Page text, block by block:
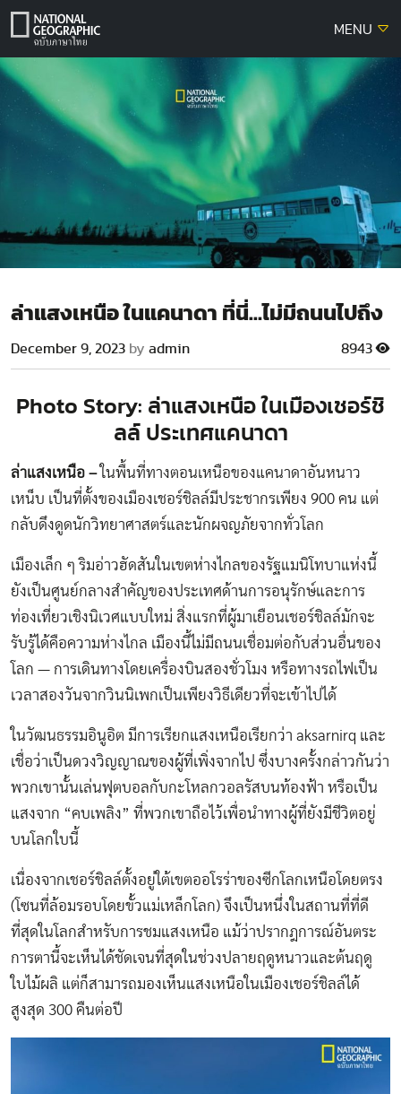
Skip
MENU
ล่าแสงเหนือ ในแคนาดา ที่นี่…ไม่มีถนนไปถึง
December 9, 2023 by admin 8943
Photo Story: ล่าแสงเหนือ ในเมืองเชอร์ชิ
ลล์ ประเทศแคนาดา
ล่าแสงเหนือ –ในพื้นที่ทางตอนเหนือของแคนาดาอันหนาว
เหน็บ เป็นที่ตั้งของเมืองเชอร์ชิลล์มีประชากรเพียง 900 คน แต่
กลับดึงดูดนักวิทยาศาสตร์และนักผจญภัยจากทั่วโลก
เมืองเล็ก ๆ ริมอ่าวฮัดสันในเขตห่างไกลของรัฐแมนิโทบาแห่งนี้
ยังเป็นศูนย์กลางสำคัญของประเทศด้านการอนุรักษ์และการ
ท่องเที่ยวเชิงนิเวศแบบใหม่ สิ่งแรกที่ผู้มาเยือนเชอร์ชิลล์มักจะ
รับรู้ได้คือความห่างไกล เมืองนี้ไม่มีถนนเชื่อมต่อกับส่วนอื่นของ
โลก — การเดินทางโดยเครื่องบินสองชั่วโมง หรือทางรถไฟเป็น
เวลาสองวันจากวินนิเพกเป็นเพียงวิธีเดียวที่จะเข้าไปได้
ในวัฒนธรรมอินูอิต มีการเรียกแสงเหนือเรียกว่า aksarnirq และ
เชื่อว่าเป็นดวงวิญญาณของผู้ที่เพิ่งจากไป ซึ่งบางครั้งกล่าวกันว่า
พวกเขานั้นเล่นฟุตบอลกับกะโหลกวอลรัสบนท้องฟ้า หรือเป็น
แสงจาก “คบเพลิง” ที่พวกเขาถือไว้เพื่อนำทางผู้ที่ยังมีชีวิตอยู่
บนโลกใบนี้
เนื่องจากเชอร์ชิลล์ตั้งอยู่ใต้เขตออโรร่าของซีกโลกเหนือโดยตรง
(โซนที่ล้อมรอบโดยขั้วแม่เหล็กโลก) จึงเป็นหนึ่งในสถานที่ที่ดี
ที่สุดในโลกสำหรับการชมแสงเหนือ แม้ว่าปรากฎการณ์อันตระ
การตานี้จะเห็นได้ชัดเจนที่สุดในช่วงปลายฤดูหนาวและต้นฤดู
ใบไม้ผลิ แต่ก็สามารถมองเห็นแสงเหนือในเมืองเชอร์ชิลล์ได้
สูงสุด 300 คืนต่อปี